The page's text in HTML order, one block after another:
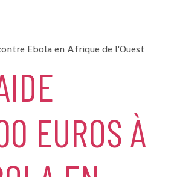
Ebola en Afrique de l'Ouest
EUROS À